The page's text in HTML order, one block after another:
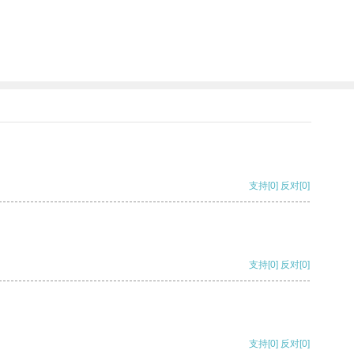
支持[0] 反对[0]
支持[0] 反对[0]
支持[0] 反对[0]